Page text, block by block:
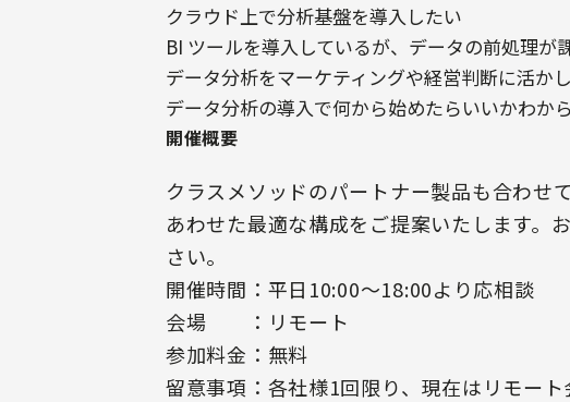
クラウド上で分析基盤を導入したい
BI ツールを導入しているが、データの前処理が
データ分析をマーケティングや経営判断に活か
データ分析の導入で何から始めたらいいかわか
開催概要
クラスメソッドのパートナー製品も合わせ
あわせた最適な構成をご提案いたします。
さい。
開催時間：平日10:00〜18:00より応相談
会場 ：リモート
参加料金：無料
留意事項：各社様1回限り、現在はリモー